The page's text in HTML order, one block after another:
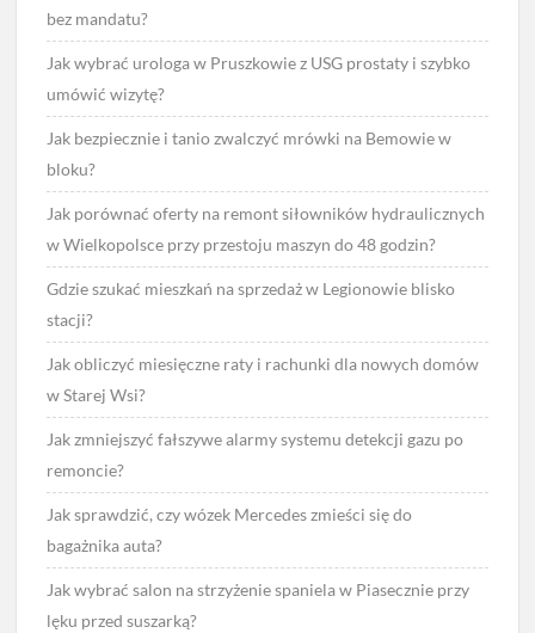
bez mandatu?
Jak wybrać urologa w Pruszkowie z USG prostaty i szybko
umówić wizytę?
Jak bezpiecznie i tanio zwalczyć mrówki na Bemowie w
bloku?
Jak porównać oferty na remont siłowników hydraulicznych
w Wielkopolsce przy przestoju maszyn do 48 godzin?
Gdzie szukać mieszkań na sprzedaż w Legionowie blisko
stacji?
Jak obliczyć miesięczne raty i rachunki dla nowych domów
w Starej Wsi?
Jak zmniejszyć fałszywe alarmy systemu detekcji gazu po
remoncie?
Jak sprawdzić, czy wózek Mercedes zmieści się do
bagażnika auta?
Jak wybrać salon na strzyżenie spaniela w Piasecznie przy
lęku przed suszarką?